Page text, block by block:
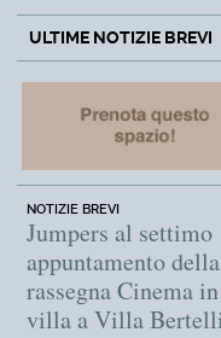
ULTIME NOTIZIE BREVI
NOTIZIE BREVI
Jumpers al settimo
appuntamento della
rassegna Cinema in
villa a Villa